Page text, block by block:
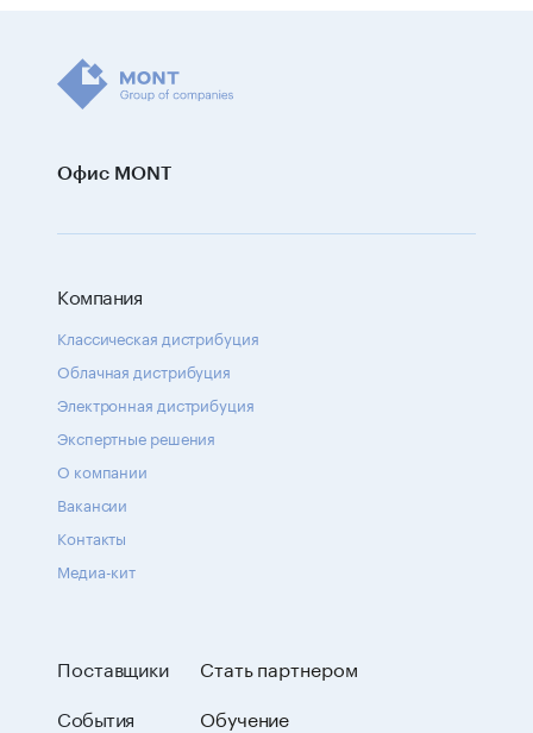
Офис MONT
Компания
Классическая дистрибуция
Облачная дистрибуция
Электронная дистрибуция
Экспертные решения
О компании
Вакансии
Контакты
Медиа-кит
Поставщики
События
Стать партнером
Обучение